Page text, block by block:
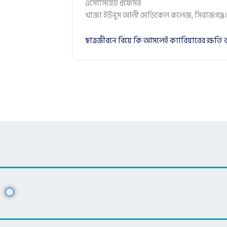
এসোসিয়েট প্রফেসর
খাজা ইউনুস আলী মেডিকেল কলেজ, সিরাজগঞ্জ।
ছাত্রজীবনে বিয়ে কি আসলেই ক্যারিয়ারের ক্ষতি